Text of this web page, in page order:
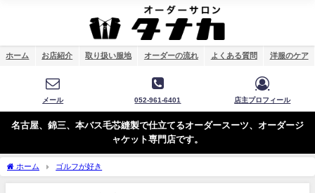
ホーム お店紹介 取り扱い服地 オーダーの流れ よくある質問 洋服のケア
メール 052-961-6401 店主プロフィール
名古屋、錦三、本バス毛芯縫製で仕立てるオーダースーツ、オーダージ
ャケット専門店です。
ホーム ゴルフが好き